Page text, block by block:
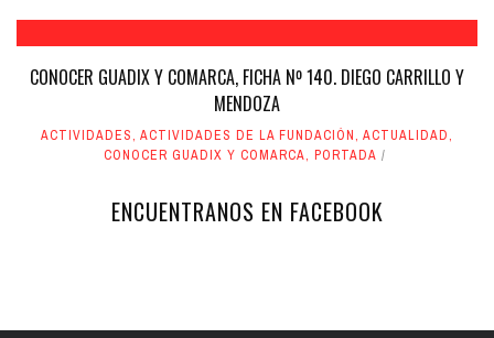
CONOCER GUADIX Y COMARCA, FICHA Nº 140. DIEGO CARRILLO Y
MENDOZA
ACTIVIDADES, ACTIVIDADES DE LA FUNDACIÓN, ACTUALIDAD,
CONOCER GUADIX Y COMARCA, PORTADA
ENCUENTRANOS EN FACEBOOK